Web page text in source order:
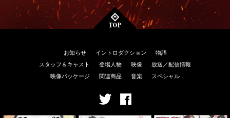
お知らせ イントロダクション
物語
スタッフ＆キャスト
登場人物 映像
放送／配信情報
映像パッケージ
関連商品 音楽 スペシャル